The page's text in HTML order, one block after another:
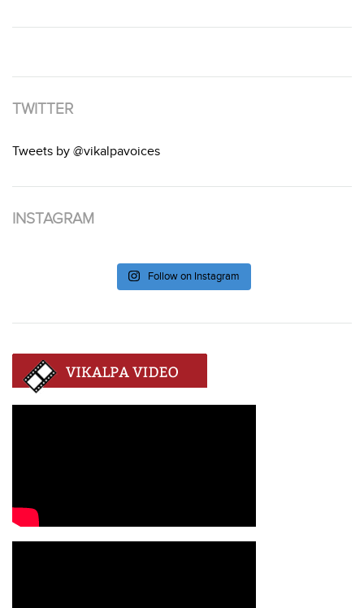
TWITTER
Tweets by @vikalpavoices
INSTAGRAM
Follow on Instagram